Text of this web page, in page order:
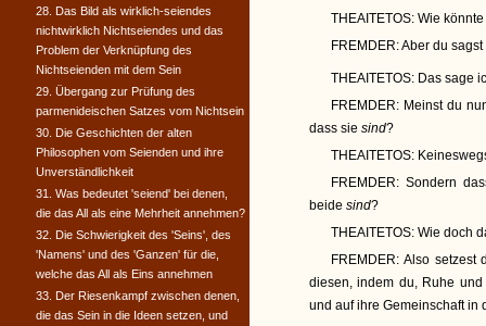
THEAITETOS: Wie
FREMDER:Aber du
THEAITETOS: Das sage
FREMDER: Meinst du
dass sie sind?
THEAITETOS:
FREMDER: Sondern
beide sind?
THEAITETOS: Wie doch
FREMDER: Also setzest
diesen, indem du, Ruhe
und auf ihre Gemeinschaft in
28. Das Bild als wirklich-seiendes
nichtwirklich Nichtseiendes und das
Problem der Verknüpfung des
Nichtseienden mit dem Sein
29. Übergang zur Prüfung des
parmenideischen Satzes vom Nichtsein
30. Die Geschichten der alten
Philosophen vom Seienden und ihre
Unverständlichkeit
31. Was bedeutet 'seiend' bei denen,
die das All als eine Mehrheit annehmen?
32. Die Schwierigkeit des 'Seins', des
'Namens' und des 'Ganzen' für die,
welche das All als Eins annehmen
33. Der Riesenkampf zwischen denen,
die das Sein in die Ideen setzen, und